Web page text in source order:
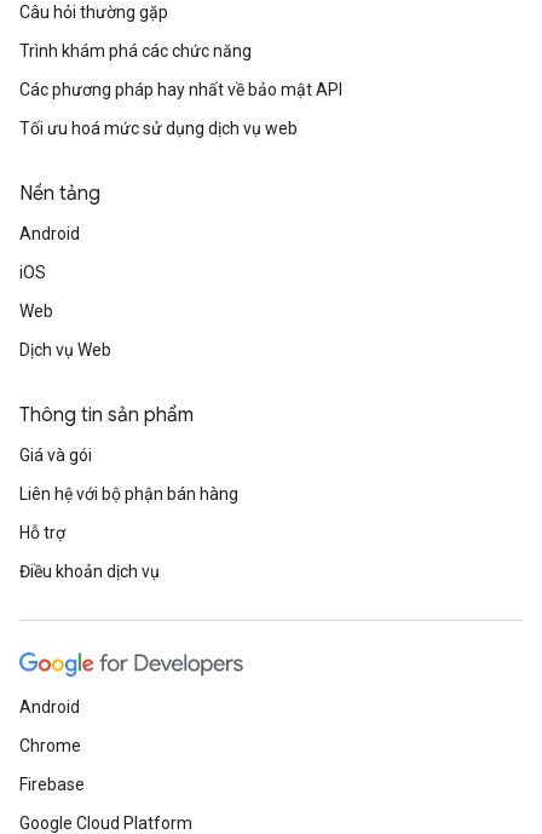
Câu hỏi thường gặp
Trình khám phá các chức năng
Các phương pháp hay nhất về bảo mật API
Tối ưu hoá mức sử dụng dịch vụ web
Nền tảng
Android
iOS
Web
Dịch vụ Web
Thông tin sản phẩm
Giá và gói
Liên hệ với bộ phận bán hàng
Hỗ trợ
Điều khoản dịch vụ
Android
Chrome
Firebase
Google Cloud Platform